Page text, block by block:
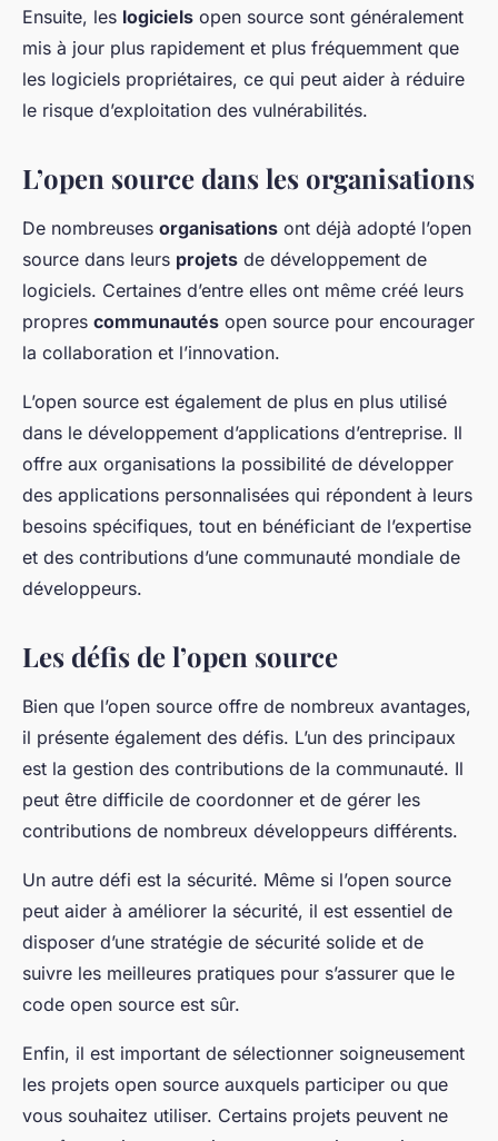
Ensuite, les logiciels open source sont généralement
mis à jour plus rapidement et plus fréquemment que
les logiciels propriétaires, ce qui peut aider à réduire
le risque d’exploitation des vulnérabilités.
L’open source dans les organisations
De nombreuses organisations ont déjà adopté l’open
source dans leurs projets de développement de
logiciels. Certaines d’entre elles ont même créé leurs
propres communautés open source pour encourager
la collaboration et l’innovation.
L’open source est également de plus en plus utilisé
dans le développement d’applications d’entreprise. Il
offre aux organisations la possibilité de développer
des applications personnalisées qui répondent à leurs
besoins spécifiques, tout en bénéficiant de l’expertise
et des contributions d’une communauté mondiale de
développeurs.
Les défis de l’open source
Bien que l’open source offre de nombreux avantages,
il présente également des défis. L’un des principaux
est la gestion des contributions de la communauté. Il
peut être difficile de coordonner et de gérer les
contributions de nombreux développeurs différents.
Un autre défi est la sécurité. Même si l’open source
peut aider à améliorer la sécurité, il est essentiel de
disposer d’une stratégie de sécurité solide et de
suivre les meilleures pratiques pour s’assurer que le
code open source est sûr.
Enfin, il est important de sélectionner soigneusement
les projets open source auxquels participer ou que
vous souhaitez utiliser. Certains projets peuvent ne